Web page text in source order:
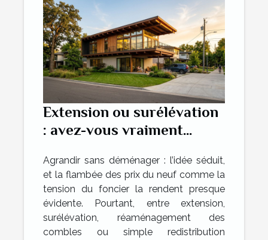
Extension ou surélévation
: avez-vous vraiment
solutions ?
Agrandir sans déménager : l’idée séduit,
et la flambée des prix du neuf comme la
tension du foncier la rendent presque
évidente. Pourtant, entre extension,
surélévation, réaménagement des
combles ou simple redistribution